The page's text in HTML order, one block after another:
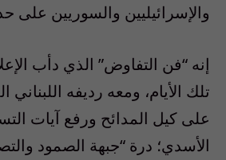
والإسرائيليين والسوريين على
إنه “فن التفاوض” الذي دأب
تلك الأيام، ومعه رديفه اللبناني
على كيل المدائح ورفع آيات
الأسدي؛ درة “جبهة الصمود